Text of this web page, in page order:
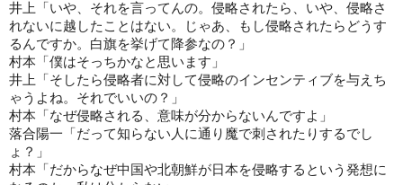
井上「いや、それを言ってんの。侵略されたら、いや、侵略さ
れないに越したことはない。じゃあ、もし侵略されたらどうす
るんですか。白旗を挙げて降参なの？」
村本「僕はそっちかなと思います」
井上「そしたら侵略者に対して侵略のインセンティブを与えち
ゃうよね。それでいいの？」
村本「なぜ侵略される、意味が分からないんですよ」
落合陽一「だって知らない人に通り魔で刺されたりするでし
ょ？」
村本「だからなぜ中国や北朝鮮が日本を侵略するという発想に